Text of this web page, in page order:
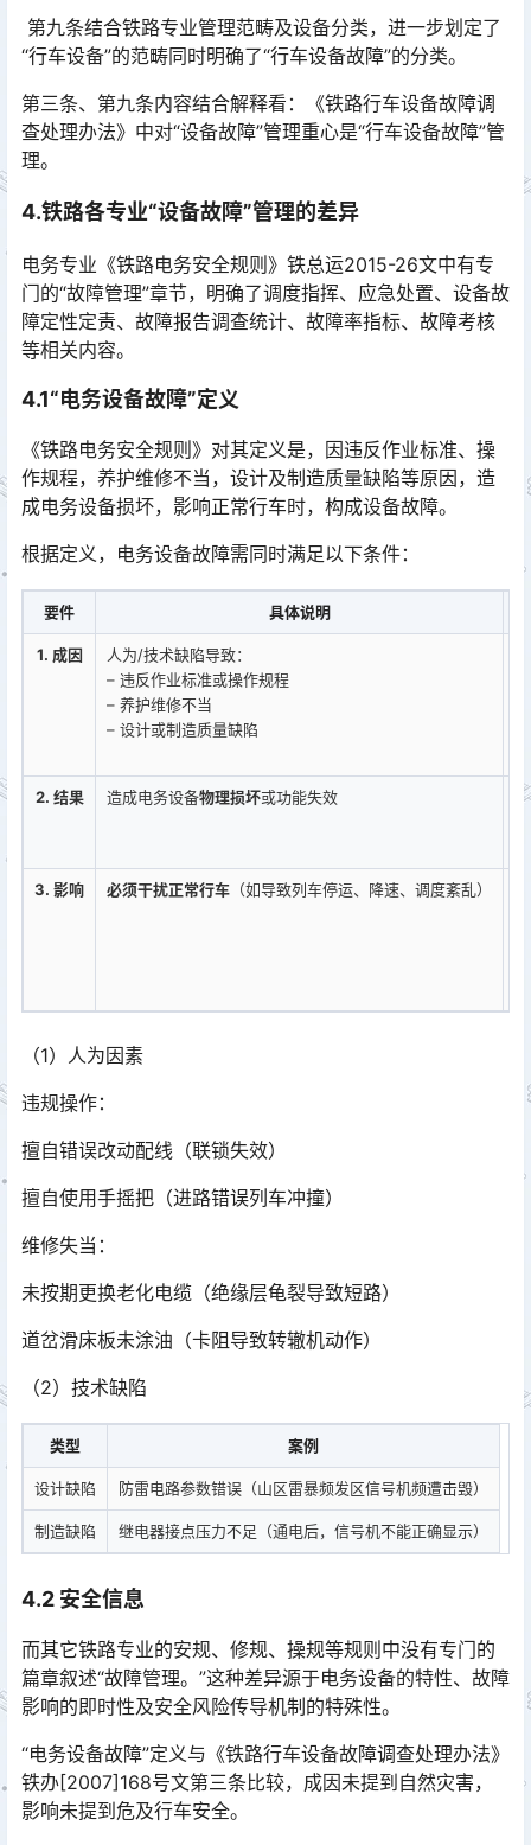
第九条结合铁路专业管理范畴及设备分类，进一步划定了
“行车设备”的范畴同时明确了“行车设备故障”的分类。
第三条、第九条内容结合解释看：《铁路行车设备故障调
查处理办法》中对“设备故障”管理重心是“行车设备故障”管
理。
4.铁路各专业“设备故障”管理的差异
电务专业《铁路电务安全规则》铁总运2015-26文中有专
门的“故障管理”章节，明确了调度指挥、应急处置、设备故
障定性定责、故障报告调查统计、故障率指标、故障考核
等相关内容。󠅅󠅃󠄵󠅂󠄪󠇖󠆨󠆨󠇕󠆞󠆒󠅬󠇘󠆭󠆘󠇙󠆝󠅵󠇗󠆭󠆁󠄐󠇗󠅹󠅸󠇖󠆍󠅳󠇖󠅹󠅰󠇖󠆌󠅹
4.1“电务设备故障”定义
《铁路电务安全规则》对其定义是，因违反作业标准、操
作规程，养护维修不当，设计及制造质量缺陷等原因，造
成电务设备损坏，影响正常行车时，构成设备故障。
根据定义，电务设备故障需同时满足以下条件：
要件 具体说明
1. 成因
人为/技术缺陷导致：
– 违反作业标准或操作规程
– 养护维修不当
– 设计或制造质量缺陷
2. 结果 造成电务设备物理损坏或功能失效
3. 影响 必须干扰正常行车 （如导致列车停运、降速、调度紊乱）
（1）人为因素
违规操作：
擅自错误改动配线（联锁失效）
擅自使用手摇把（进路错误列车冲撞）
维修失当：
未按期更换老化电缆（绝缘层龟裂导致短路）
道岔滑床板未涂油（卡阻导致转辙机动作）
（2）技术缺陷
类型 案例
设计缺陷 防雷电路参数错误（山区雷暴频发区信号机频遭击毁）
制造缺陷 继电器接点压力不足（通电后，信号机不能正确显示）
4.2 安全信息
而其它铁路专业的安规、修规、操规等规则中没有专门的
篇章叙述“故障管理。”这种差异源于电务设备的特性、故障
影响的即时性及安全风险传导机制的特殊性。
“电务设备故障”定义与《铁路行车设备故障调查处理办法》
铁办[2007]168号文第三条比较，成因未提到自然灾害，
影响未提到危及行车安全。